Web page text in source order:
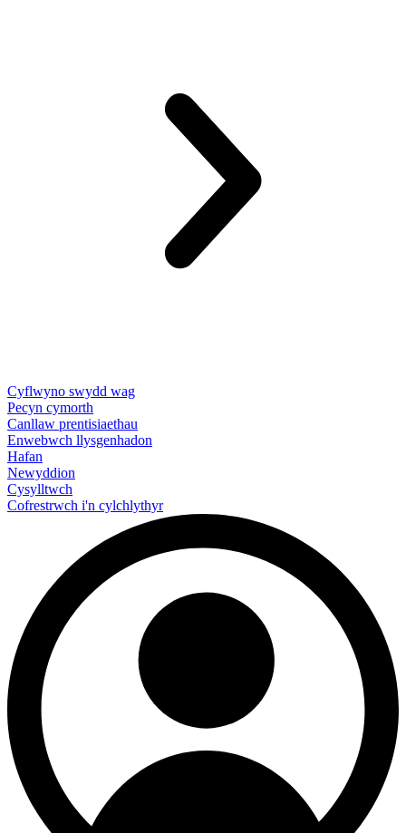
Cyflwyno swydd wag
Pecyn cymorth
Canllaw prentisiaethau
Enwebwch llysgenhadon
Hafan
Newyddion
Cysylltwch
Cofrestrwch i'n cylchlythyr